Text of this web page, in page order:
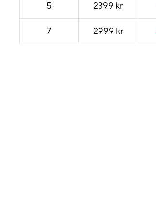
5 2399 kr
7 2999 kr